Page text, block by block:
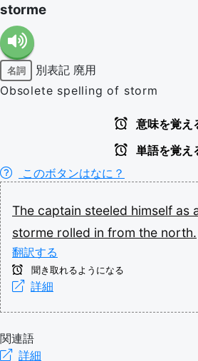
storme
名詞 別表記 廃用
Obsolete spelling of storm
意味を覚え
単語を覚え
このボタンはなに？
The captain steeled himself as
storme rolled in from the north.
翻訳する
聞き取れるようになる
詳細
関連語
詳細